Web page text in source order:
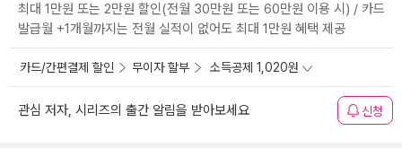
최대 1만원 또는 2만원 할인(전월 30만원 또는 60만원 이용 시) / 카드
발급월 +1개월까지는 전월 실적이 없어도 최대 1만원 혜택 제공
카드/간편결제 할인 무이자 할부 소득공제 1,020원
관심 저자, 시리즈의 출간 알림을 받아보세요 신청